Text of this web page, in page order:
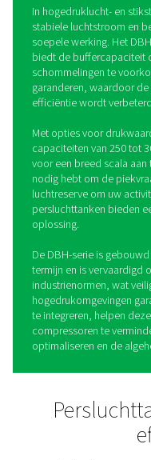
DBH
In
stabiele